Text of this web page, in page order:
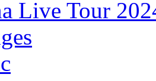
Live Tour